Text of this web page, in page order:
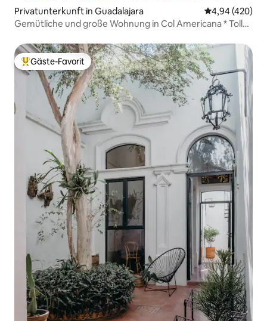
Privatunterkunft in Guadalajara
4,94 (420)
Gemütliche und große Wohnung in Col Americana * Tolle
Beliebter Gäste-Favorit.
Gäste-Favorit